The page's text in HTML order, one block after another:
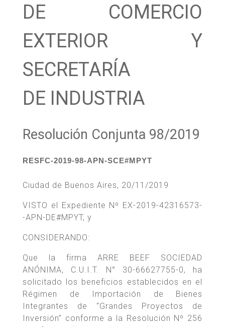
DE COMERCIO
EXTERIOR Y
SECRETARÍA
DE INDUSTRIA
Resolución Conjunta 98/2019
RESFC-2019-98-APN-SCE#MPYT
Ciudad de Buenos Aires, 20/11/2019
VISTO el Expediente Nº EX-2019-42316573-
-APN-DE#MPYT, y
CONSIDERANDO:
Que la firma ARRE BEEF SOCIEDAD
ANÓNIMA, C.U.I.T. N° 30-66627755-0, ha
solicitado los beneficios establecidos en el
Régimen de Importación de Bienes
Integrantes de “Grandes Proyectos de
Inversión” conforme a la Resolución Nº 256